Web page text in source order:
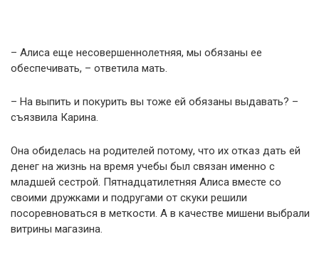
– Алиса еще несовершеннолетняя, мы обязаны ее
обеспечивать, – ответила мать.
– На выпить и покypить вы тоже ей обязаны выдавать? –
съязвила Карина.
Она обиделась на родителей потому, что их отказ дать ей
денег на жизнь на время учебы был связан именно с
младшей сестрой. Пятнадцатилетняя Алиса вместе со
своими дружками и подругами от скуки решили
посоревноваться в меткости. А в качестве мишени выбрали
витрины магазина.